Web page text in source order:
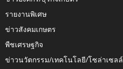
รายงานพิเศษ
ข่าวสังคมเกษตร
พืชเศรษฐกิจ
ข่าวนวัตกรรม/เทคโนโลยี/โซล่าเซลล์